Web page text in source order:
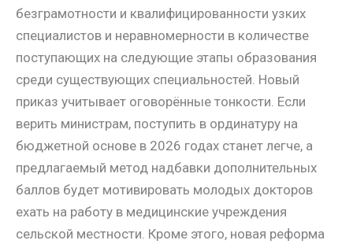
безграмотности и квалифицированности узких
специалистов и неравномерности в количестве
поступающих на следующие этапы образования
среди существующих специальностей. Новый
приказ учитывает оговорённые тонкости. Если
верить министрам, поступить в ординатуру на
бюджетной основе в 2026 годах станет легче, а
предлагаемый метод надбавки дополнительных
баллов будет мотивировать молодых докторов
ехать на работу в медицинские учреждения
сельской местности. Кроме этого, новая реформа